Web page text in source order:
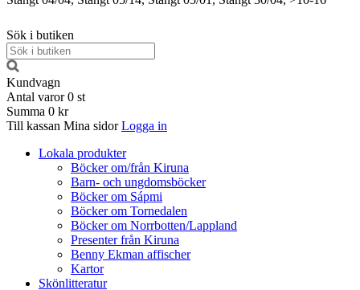
Sök i butiken
Kundvagn
Antal varor 0 st
Summa 0 kr
Till kassan Mina sidor Logga in
Lokala produkter
Böcker om/från Kiruna
Barn- och ungdomsböcker
Böcker om Sápmi
Böcker om Tornedalen
Böcker om Norrbotten/Lappland
Presenter från Kiruna
Benny Ekman affischer
Kartor
Skönlitteratur